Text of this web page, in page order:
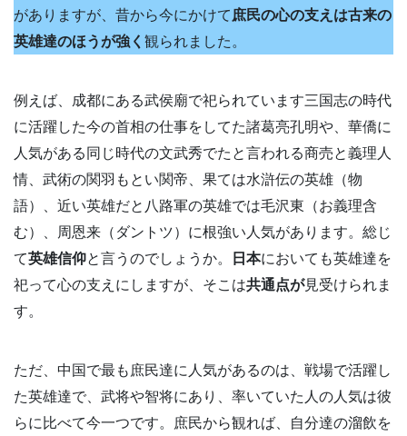
がありますが、昔から今にかけて 庶民の心の支えは古来の
英雄達のほうが強く 観られました。
例えば、成都にある武侯廟で祀られています三国志の時代
に活躍した今の首相の仕事をしてた諸葛亮孔明や、華僑に
人気がある同じ時代の文武秀でたと言われる商売と義理人
情、武術の関羽もとい関帝、果ては水滸伝の英雄（物
語）、近い英雄だと八路軍の英雄では毛沢東（お義理含
む）、周恩来（ダントツ）に根強い人気があります。総じ
て英雄信仰と言うのでしょうか。 日本においても英雄達を
祀って心の支えにしますが、そこは共通点が見受けられま
す。
ただ、中国で最も庶民達に人気があるのは、戦場で活躍し
た英雄達で、武将や智将にあり、率いていた人の人気は彼
らに比べて今一つです。庶民から観れば、自分達の溜飲を